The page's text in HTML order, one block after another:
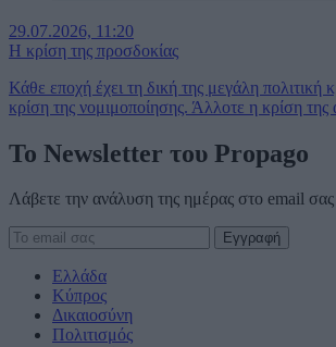
29.07.2026, 11:20
Η κρίση της προσδοκίας
Κάθε εποχή έχει τη δική της μεγάλη πολιτική
κρίση της νομιμοποίησης. Άλλοτε η κρίση
To Newsletter του Propago
Λάβετε την ανάλυση της ημέρας στο email σας
Ελλάδα
Κύπρος
Δικαιοσύνη
Πολιτισμός